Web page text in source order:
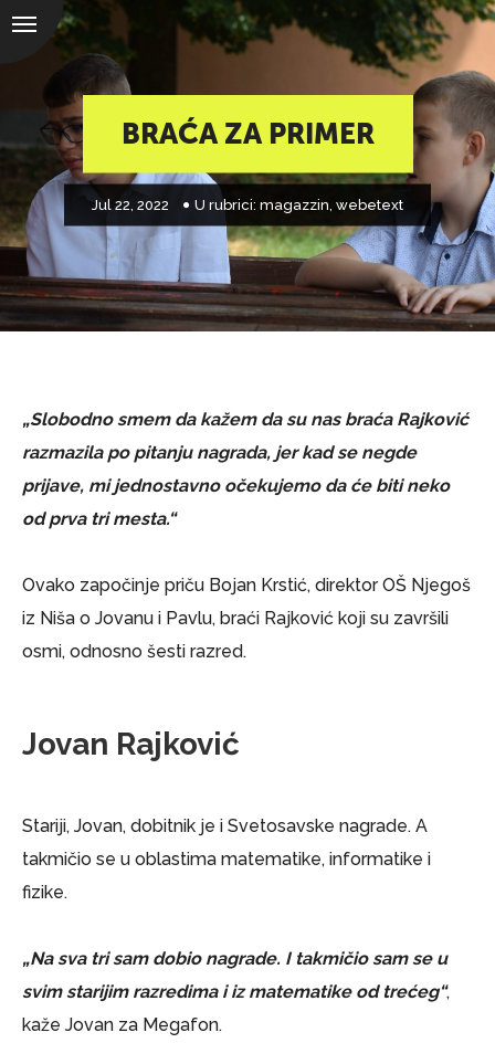
BRAĆA ZA PRIMER
Jul 22, 2022 U rubrici: magazzin webetext
„Slobodno smem da kažem da su nas braća Rajković
razmazila po pitanju nagrada, jer kad se negde
prijave, mi jednostavno očekujemo da će biti neko
od prva tri mesta.“
Ovako započinje priču Bojan Krstić, direktor OŠ Njegoš
iz Niša o Jovanu i Pavlu, braći Rajković koji su završili
osmi, odnosno šesti razred.
Jovan Rajković
Stariji, Jovan, dobitnik je i Svetosavske nagrade. A
takmičio se u oblastima matematike, informatike i
fizike.
„Na sva tri sam dobio nagrade. I takmičio sam se u
svim starijim razredima i iz matematike od trećeg“,
kaže Jovan za Megafon.